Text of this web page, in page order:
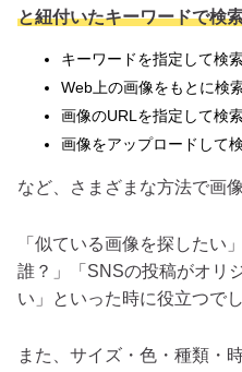
と紐付いたキーワードで検
キーワードを指定して検
Web上の画像をもとに検
画像のURLを指定して検
画像をアップロードして
など、さまざまな方法で画
「似ている画像を探したい
誰？」「SNSの投稿がオリ
い」といった時に役立つでし
また、サイズ・色・種類・